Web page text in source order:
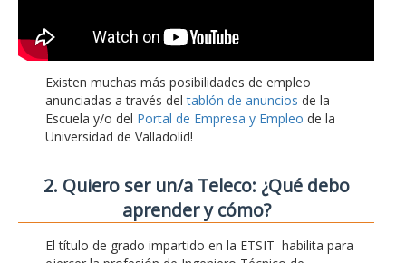
Existen muchas más posibilidades de empleo
anunciadas a través deltablón de anuncios de la
Escuela y/o del Portal de Empresa y Empleo de la
Universidad de Valladolid!
2. Quiero ser un/a Teleco: ¿Qué debo
aprender y cómo?
El título de grado impartido en la ETSIT habilita para